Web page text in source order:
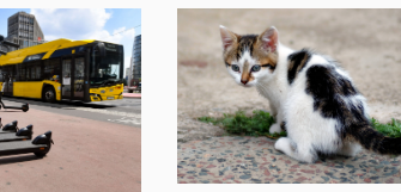
9 165